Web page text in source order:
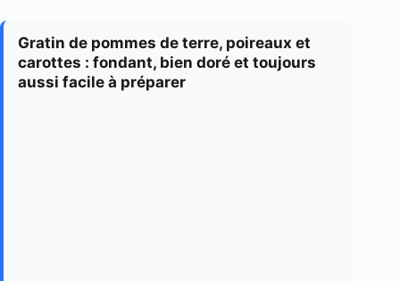
Gratin de pommes de terre, poireaux et
carottes : fondant, bien doré et toujours
aussi facile à préparer